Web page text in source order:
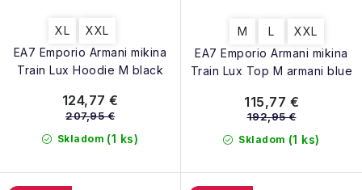
EA7 Emporio Armani mikina
Train Lux Hoodie M black
XL XXL
Skladom (1 ks)
124,77 €
207,95 €
EA7 Emporio Armani mikina
Train Lux Top M armani blue
M L XXL
Skladom (1 ks)
115,77 €
192,95 €